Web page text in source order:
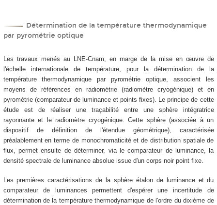
Détermination de la température thermodynamique
par pyrométrie optique
Les travaux menés au LNE-Cnam, en marge de la mise en œuvre de
l'échelle internationale de température, pour la détermination de la
température thermodynamique par pyrométrie optique, associent les
moyens de références en radiométrie (radiomètre cryogénique) et en
pyrométrie (comparateur de luminance et points fixes). Le principe de cette
étude est de réaliser une traçabilité entre une sphère intégratrice
rayonnante et le radiomètre cryogénique. Cette sphère (associée à un
dispositif de définition de l'étendue géométrique), caractérisée
préalablement en terme de monochromaticité et de distribution spatiale de
flux, permet ensuite de déterminer, via le comparateur de luminance, la
densité spectrale de luminance absolue issue d'un corps noir point fixe.
Les premières caractérisations de la sphère étalon de luminance et du
comparateur de luminances permettent d'espérer une incertitude de
détermination de la température thermodynamique de l'ordre du dixième de